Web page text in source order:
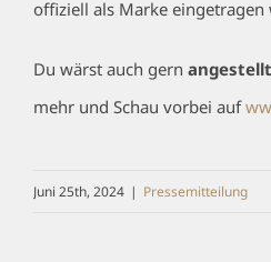
offiziell als Marke eingetragen
Du wärst auch gern
mehr und Schau vorbei auf
Juni 25th, 2024 | Pressemitteilung